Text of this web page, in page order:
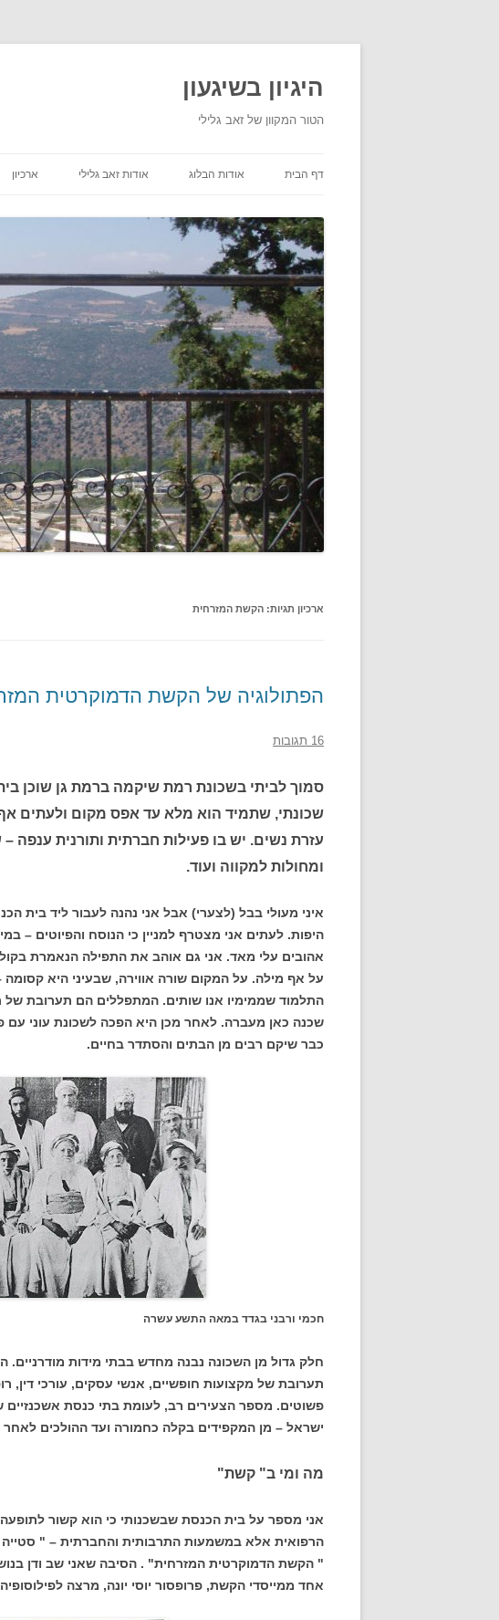
היגיון בשיגעון
הטור המקוון של זאב גלילי
דף הבית אודות הבלוג אודות זאב גלילי ארכיון
ארכיון תגיות: הקשת המזרחית
הפתולוגיה של הקשת הדמוקרטית
16 תגובות
סמוך לביתי בשכונת רמת שיקמה ברמת גן שוכן
שכונתי, שתמיד הוא מלא עד אפס מקום ולעתים
עזרת נשים. יש בו פעילות חברתית ותורנית ענפה –
ומחולות למקווה ועוד.
איני מעולי בבל (לצערי) אבל אני נהנה לעבור ליד בית
היפות. לעתים אני מצטרף למניין כי הנוסח והפיוטים –
אהובים עלי מאד. אני גם אוהב את התפילה הנאמרת
על אף מילה. על המקום שורה אווירה, שבעיני היא
התלמוד שממימיו אנו שותים. המתפללים הם תערובת של
שכנה כאן מעברה. לאחר מכן היא הפכה לשכונת עוני עם
כבר שיקם רבים מן הבתים והסתדר בחיים.
חכמי ורבני בגדד במאה התשע עשרה
חלק גדול מן השכונה נבנה מחדש בבתי מידות
תערובת של מקצועות חופשיים, אנשי עסקים, עורכי דין,
פשוטים. מספר הצעירים רב, לעומת בתי כנסת אשכנזיים
ישראל – מן המקפידים בקלה כחמורה ועד ההולכים
מה ומי ב" קשת"
אני מספר על בית הכנסת שבשכנותי כי הוא קשור
הרפואית אלא במשמעות התרבותית והחברתית – " סטייה
" הקשת הדמוקרטית המזרחית" . הסיבה שאני שב ודן
אחד ממייסדי הקשת, פרופסור יוסי יונה, מרצה לפילוסופיה